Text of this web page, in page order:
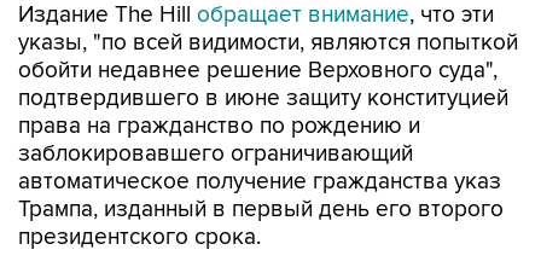
Издание The Hill обращает внимание, что эти
указы, "по всей видимости, являются попыткой
обойти недавнее решение Верховного суда",
подтвердившего в июне защиту конституцией
права на гражданство по рождению и
заблокировавшего ограничивающий
автоматическое получение гражданства указ
Трампа, изданный в первый день его второго
президентского срока.